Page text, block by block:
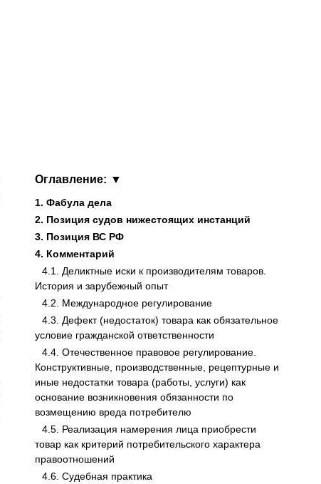
Оглавление:
1. Фабула дела
2. Позиция судов нижестоящих инстанций
3. Позиция ВС РФ
4. Комментарий
4.1. Деликтные иски к производителям товаров.
История и зарубежный опыт
4.2. Международное регулирование
4.3. Дефект (недостаток) товара как обязательное
условие гражданской ответственности
4.4. Отечественное правовое регулирование.
Конструктивные, производственные, рецептурные и
иные недостатки товара (работы, услуги) как
основание возникновения обязанности по
возмещению вреда потребителю
4.5. Реализация намерения лица приобрести
товар как критерий потребительского характера
правоотношений
4.6. Судебная практика